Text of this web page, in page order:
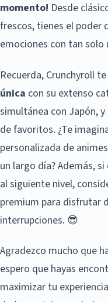
momento! Desde
frescos, tienes el poder
emociones con tan solo
Recuerda, Crunchyroll
única con su extenso
simultánea con Japón,
de favoritos. ¿Te
personalizada de
un largo día? Además,
al siguiente nivel,
premium para disfrutar
interrupciones. 😎
Agradezco mucho que
espero que hayas
maximizar tu